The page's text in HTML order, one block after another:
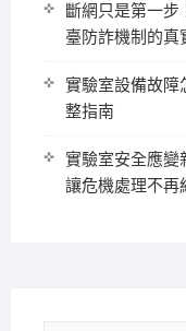
斷網只是第一
臺防詐機制的真
實驗室設備故障
整指南
實驗室安全應變
讓危機處理不再